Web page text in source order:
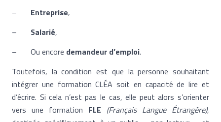
– Entreprise,
– Salarié,
– Ou encore demandeur d’emploi.
Toutefois, la condition est que la personne souhaitant
intégrer une formation CLÉA soit en capacité de lire et
d’écrire. Si cela n’est pas le cas, elle peut alors s’orienter
vers une formation FLE (Français Langue Étrangère),